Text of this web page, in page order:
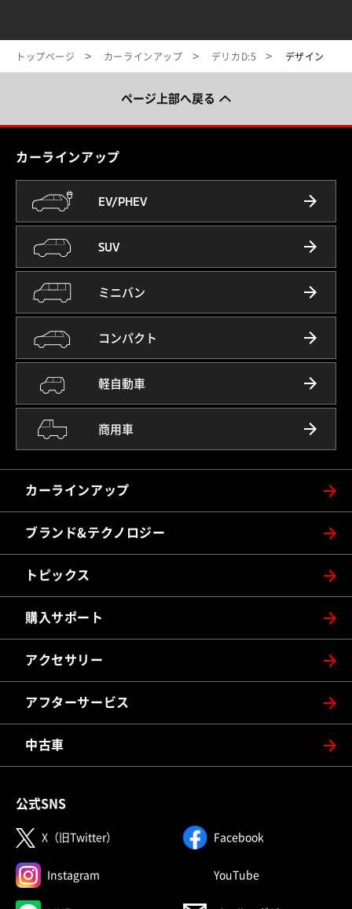
トップページ カーラインアップ デリカD:5 デザイン
ページ上部へ戻る
カーラインアップ
EV/PHEV
SUV
ミニバン
コンパクト
軽自動車
商用車
カーラインアップ
ブランド&テクノロジー
トピックス
購入サポート
アクセサリー
アフターサービス
中古車
公式SNS
X（旧Twitter） （別ウィンドウで開く）Facebook（別ウィンドウ
Instagram （別ウィンドウで開く）YouTube（別ウィンドウで